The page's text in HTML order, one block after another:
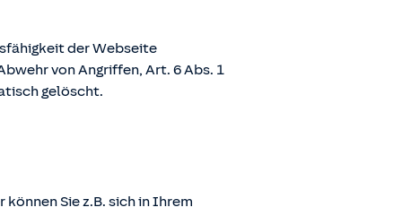
der Webseite
von Angriffen, Art. 6 Abs. 1
gelöscht.
Sie z.B. sich in Ihrem